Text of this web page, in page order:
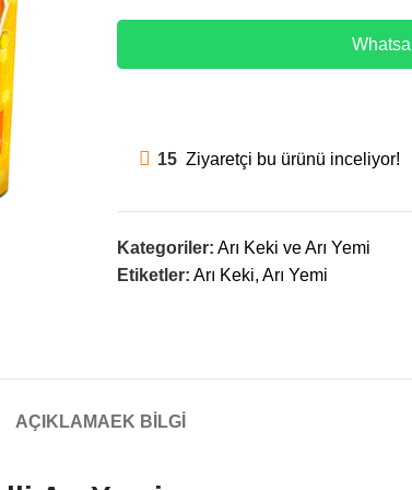
15 Ziyaretçi bu ürünü inceliyor!
Kategoriler: Arı Keki ve Arı Yemi
Etiketler: Arı Keki, Arı Yemi
AÇIKLAMA EK BILGI